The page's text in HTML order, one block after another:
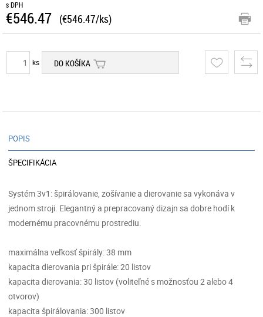
s DPH
€546.47 (€546.47/ks)
ks DO KOŠÍKA
POPIS
ŠPECIFIKÁCIA
Systém 3v1: špirálovanie, zošívanie a dierovanie sa vykonáva v
jednom stroji. Elegantný a prepracovaný dizajn sa dobre hodí k
modernému pracovnému prostrediu.
maximálna veľkosť špirály: 38 mm
kapacita dierovania pri špirále: 20 listov
kapacita dierovania: 30 listov (voliteľné s možnosťou 2 alebo 4
otvorov)
kapacita špirálovania: 300 listov